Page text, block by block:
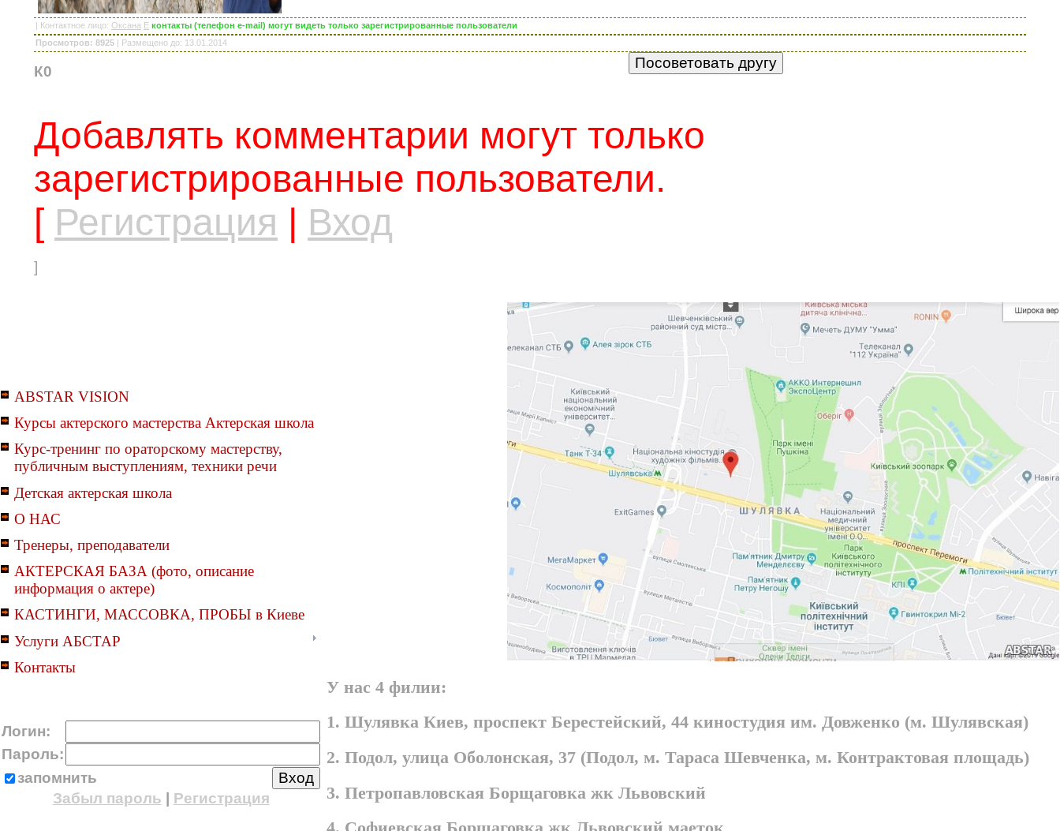
| Контактное лицо: Оксана E контакты (телефон e-mail) могут видеть только зарегистрированные пользователи
Просмотров: 8925 | Размещено до: 13.01.2014
К0
Добавлять комментарии могут только
зарегистрированные пользователи.
[ Регистрация Вход
]
ABSTAR VISION
Курсы актерского мастерства Актерская школа
Курс-тренинг по ораторскому мастерству,
публичным выступлениям, техники речи
Детская актерская школа
О НАС
Тренеры, преподаватели
АКТЕРСКАЯ БАЗА (фото, описание
информация о актере)
КАСТИНГИ, МАССОВКА, ПРОБЫ в Киеве
Услуги АБСТАР
Контакты
Логин:
Пароль:
запомнить
Забыл пароль
Регистрация
У нас 4 филии:
1. Шулявка Киев, проспект Берестейский, 44 киностудия им. Довженко (м. Шулявская)
2. Подол, улица Оболонская, 37 (Подол, м. Тараса Шевченка, м. Контрактовая площадь)
3. Петропавловская Борщаговка жк Львовский